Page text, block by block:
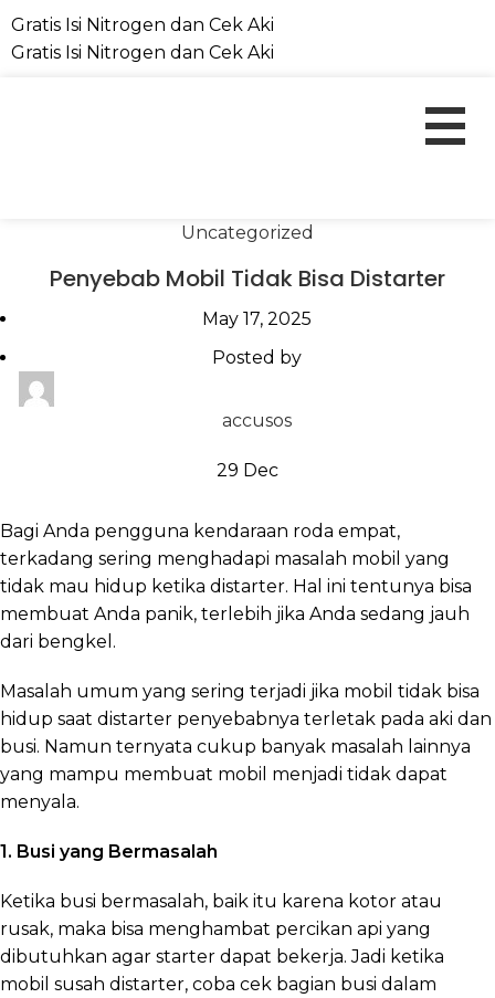
Gratis Isi Nitrogen dan Cek Aki
Gratis Isi Nitrogen dan Cek Aki
Uncategorized
Penyebab Mobil Tidak Bisa Distarter
May 17, 2025
Posted by
accusos
29 Dec
Bagi Anda pengguna kendaraan roda empat,
terkadang sering menghadapi masalah mobil yang
tidak mau hidup ketika distarter. Hal ini tentunya bisa
membuat Anda panik, terlebih jika Anda sedang jauh
dari bengkel.
Masalah umum yang sering terjadi jika mobil tidak bisa
hidup saat distarter penyebabnya terletak pada aki dan
busi. Namun ternyata cukup banyak masalah lainnya
yang mampu membuat mobil menjadi tidak dapat
menyala.
1. Busi yang Bermasalah
Ketika busi bermasalah, baik itu karena kotor atau
rusak, maka bisa menghambat percikan api yang
dibutuhkan agar starter dapat bekerja. Jadi ketika
mobil susah distarter, coba cek bagian busi dalam